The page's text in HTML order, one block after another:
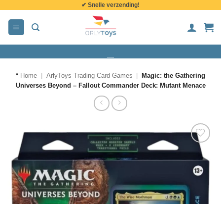
inhoud
✔ Snelle verzending!
* Home ArlyToys Trading Card Games
Magic: the Gathering
Universes Beyond – Fallout Commander Deck: Mutant Menace